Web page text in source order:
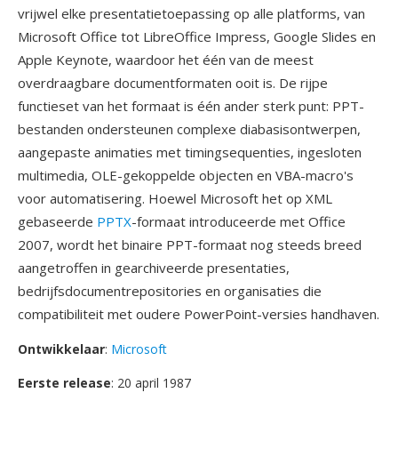
vrijwel elke presentatietoepassing op alle platforms, van
Microsoft Office tot LibreOffice Impress, Google Slides en
Apple Keynote, waardoor het één van de meest
overdraagbare documentformaten ooit is. De rijpe
functieset van het formaat is één ander sterk punt: PPT-
bestanden ondersteunen complexe diabasisontwerpen,
aangepaste animaties met timingsequenties, ingesloten
multimedia, OLE-gekoppelde objecten en VBA-macro's
voor automatisering. Hoewel Microsoft het op XML
gebaseerde PPTX-formaat introduceerde met Office
2007, wordt het binaire PPT-formaat nog steeds breed
aangetroffen in gearchiveerde presentaties,
bedrijfsdocumentrepositories en organisaties die
compatibiliteit met oudere PowerPoint-versies handhaven.
Ontwikkelaar: Microsoft
Eerste release: 20 april 1987